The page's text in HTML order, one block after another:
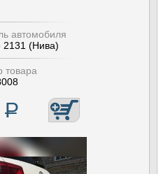
автомобиля
2131 (Нива)
товара
Р